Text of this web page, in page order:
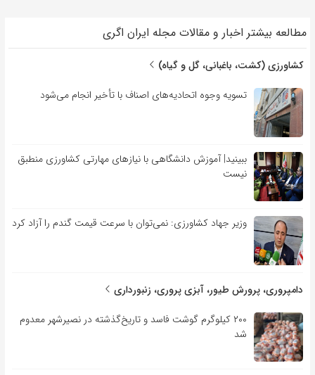
مطالعه بیشتر اخبار و مقالات مجله ایران اگری
کشاورزی (کشت، باغبانی، گل و گیاه)
تسویه وجوه اتحادیه‌های اصناف با تأخیر انجام می‌شود
ببینید| آموزش دانشگاهی با نیازهای مهارتی کشاورزی منطبق
نیست
وزیر جهاد کشاورزی: نمی‌توان با سرعت قیمت گندم را آزاد کرد
دامپروری، پرورش طیور، آبزی پروری، زنبورداری
۲۰۰ کیلوگرم گوشت فاسد و تاریخ‌گذشته در نصیرشهر معدوم
شد